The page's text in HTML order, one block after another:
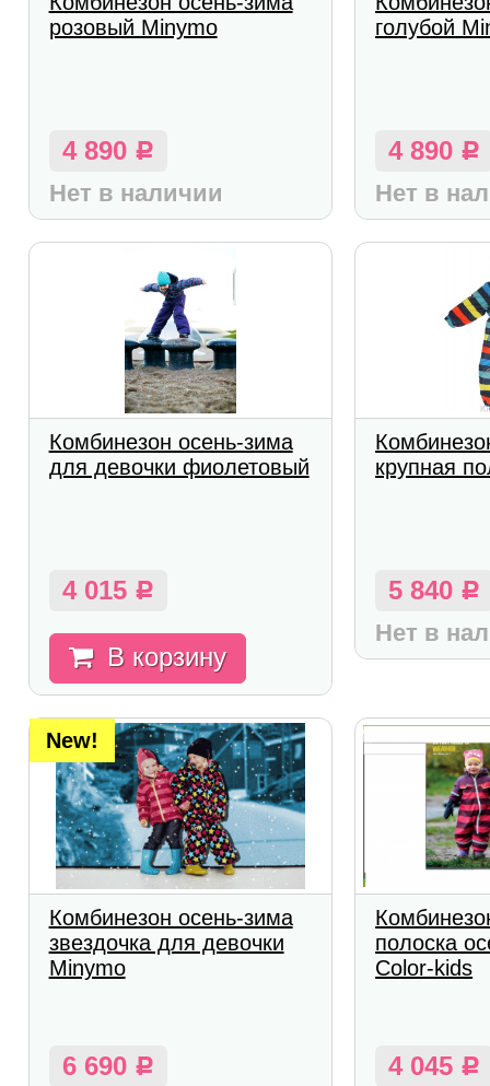
розовый Minymo
4 890 Р
Нет в наличии
голубой
4 890 Р
Нет в
Комбинезон осень-зима
для девочки фиолетовый
4 015 Р
В корзину
крупная
5 840 Р
Нет в
New!
Комбинезон осень-зима
звездочка для девочки
Minymo
6 690 Р
полоска
Color-kids
4 045 Р